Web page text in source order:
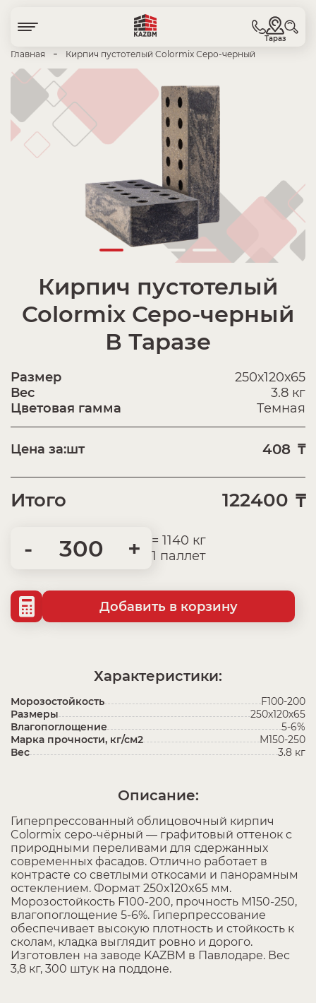
Тараз
Главная - Кирпич пустотелый Colormix Серо-черный
Кирпич пустотелый
Colormix Серо-черный
В Таразе
Размер
250х120х65
Вес
3.8 кг
Цветовая гамма
Темная
Цена за:шт 408 ₸
Итого 122400 ₸
- +
= 1140 кг
1 паллет
Добавить в корзину
Характеристики:
Морозостойкость
F100-200
Размеры
250х120х65
Влагопоглощение
5-6%
Марка прочности, кг/см2
М150-250
Вес
3.8 кг
Описание:
Гиперпрессованный облицовочный кирпич
Colormix серо-чёрный — графитовый оттенок с
природными переливами для сдержанных
современных фасадов. Отлично работает в
контрасте со светлыми откосами и панорамным
остеклением. Формат 250x120x65 мм.
Морозостойкость F100-200, прочность М150-250,
влагопоглощение 5-6%. Гиперпрессование
обеспечивает высокую плотность и стойкость к
сколам, кладка выглядит ровно и дорого.
Изготовлен на заводе KAZBM в Павлодаре. Вес
3,8 кг, 300 штук на поддоне.